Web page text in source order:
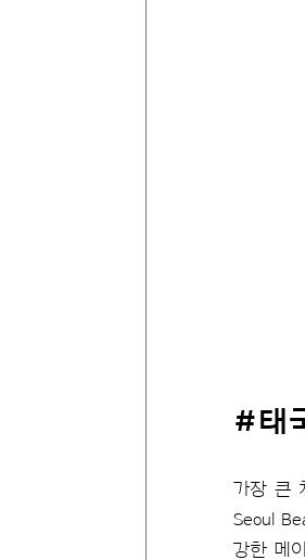
#태
가장 큰
Seoul
강한 메